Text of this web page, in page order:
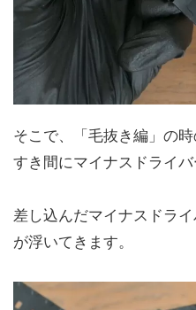
そこで、「毛抜き編」の
すき間にマイナスドライバ
差し込んだマイナスドラ
が浮いてきます。